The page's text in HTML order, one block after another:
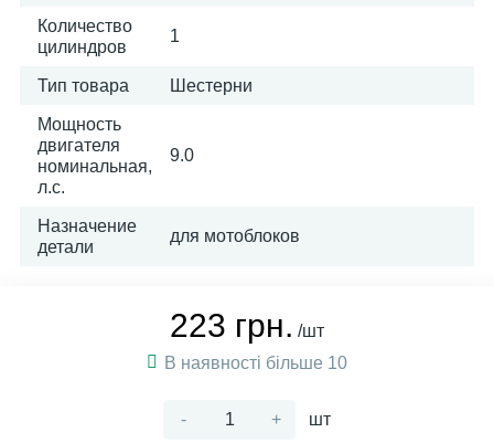
Количество
цилиндров
1
Тип товара Шестерни
Мощность
двигателя
номинальная,
л.с.
9.0
Назначение
детали
для мотоблоков
223 грн. /шт
В наявності більше 10
- + шт